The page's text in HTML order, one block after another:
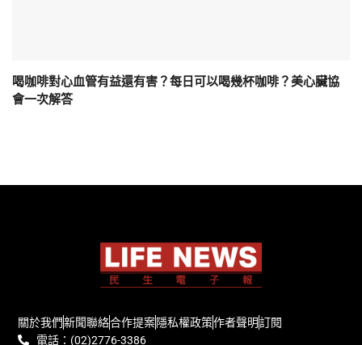
喝咖啡對心血管有益還有害？每日可以喝幾杯咖啡？美心臟協
會一次解答
關於我們新聞聯絡合作提案隱私權政策作者聲明訂閱
電話：(02)2776-3386